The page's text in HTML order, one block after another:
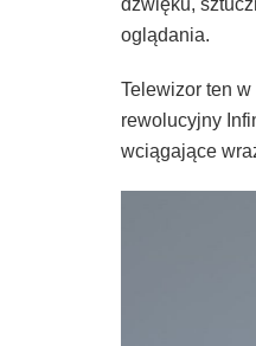
oglądania.
Telewizor ten
rewolucyjny
wciągające